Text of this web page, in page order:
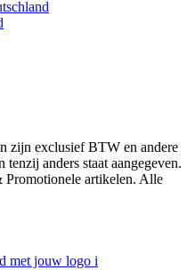
zijn exclusief BTW en andere
anders staat aangegeven.
artikelen. Alle
met jouw logo i